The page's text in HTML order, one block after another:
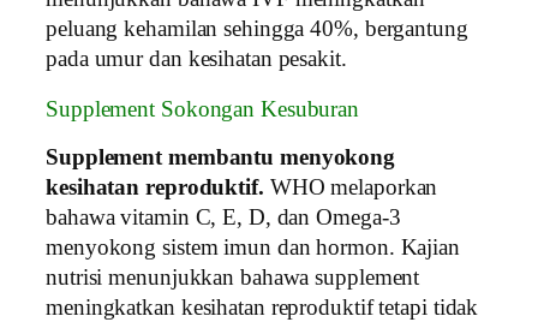
peluang kehamilan sehingga 40%, bergantung
pada umur dan kesihatan pesakit.
Supplement Sokongan Kesuburan
Supplement membantu menyokong
kesihatan reproduktif. WHO melaporkan
bahawa vitamin C, E, D, dan Omega‑3
menyokong sistem imun dan hormon. Kajian
nutrisi menunjukkan bahawa supplement
meningkatkan kesihatan reproduktif tetapi tidak